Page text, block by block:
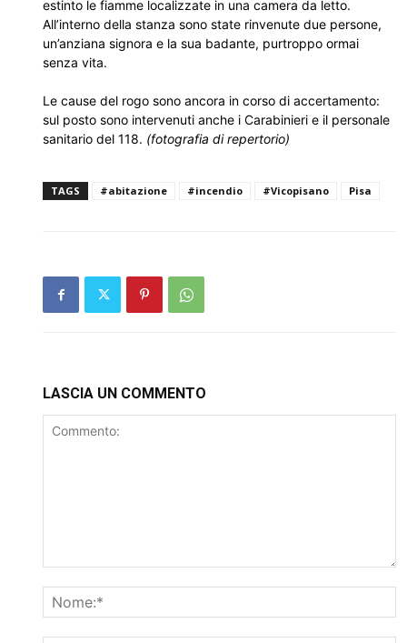
estinto le fiamme localizzate in una camera da letto.
All’interno della stanza sono state rinvenute due persone,
un’anziana signora e la sua badante, purtroppo ormai
senza vita.
Le cause del rogo sono ancora in corso di accertamento:
sul posto sono intervenuti anche i Carabinieri e il personale
sanitario del 118. (fotografia di repertorio)
TAGS #abitazione #incendio #Vicopisano Pisa
LASCIA UN COMMENTO